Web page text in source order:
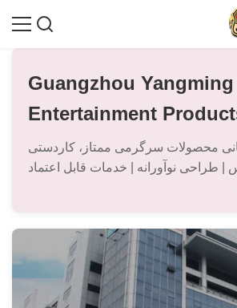
Guangzhou Yangming
Entertainment
محصولات سرگرمی ممتاز، کاردستی
| طراحی نوآورانه | خدمات قابل اعتماد